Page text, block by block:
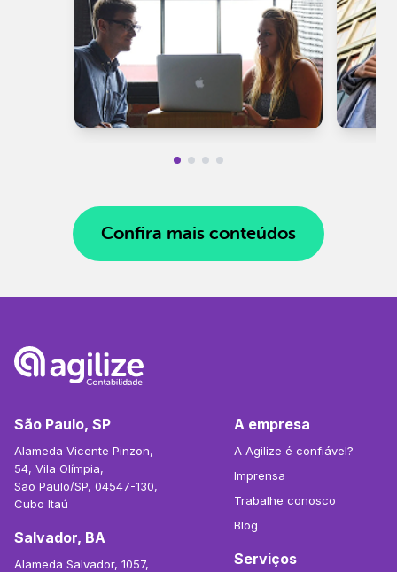
Confira mais conteúdos
São Paulo, SP
Alameda Vicente Pinzon,
54, Vila Olímpia,
São Paulo/SP, 04547-130,
Cubo Itaú
Salvador, BA
Alameda Salvador, 1057,
A empresa
A Agilize é confiável?
Imprensa
Trabalhe conosco
Blog
Serviços